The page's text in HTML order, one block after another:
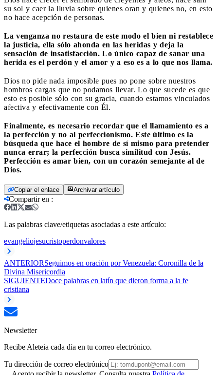
su sol y caer la lluvia sobre quienes oran y quienes no, en esto
no hace acepción de personas.
La venganza no restaura de este modo el bien ni restablece
la justicia, ella sólo ahonda en las heridas y deja la
sensación de insatisfacción. Lo único capaz de sanar una
herida es el perdón y el amor y a eso es a lo que nos llama.
Dios no pide nada imposible pues no pone sobre nuestros
hombros cargas que no podamos llevar. Lo que sucede es que
esto es posible sólo con su gracia, cuando estamos vinculados
afectiva y efectivamente con Él.
Finalmente, es necesario recordar que el llamamiento es a
la perfección y no al perfeccionismo. Este último es la
búsqueda que hace el hombre de sí mismo para pretender
nunca errar; la perfección busca similitud con Jesús.
Perfección es amar bien, con un corazón semejante al de
Dios.
Copiar el enlace Archivar artículo
Compartir en :
Las palabras clave/etiquetas asociadas a este artículo:
evangeliojesucristoperdonvalores
ANTERIORSeguimos en oración por Venezuela: Coronilla de la
Divina Misericordia
SIGUIENTEDoce palabras en latín que dieron forma a la fe
cristiana
Newsletter
Recibe Aleteia cada día en tu correo electrónico.
Tu dirección de correo electrónico